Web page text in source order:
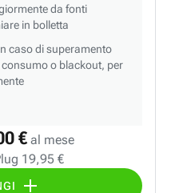
€ al mese
19,95 €
da fonti
in bolletta
caso di superamento
o blackout, per